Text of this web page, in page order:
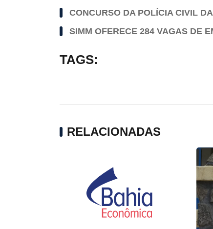
CONCURSO DA POLÍCIA CIVIL
SIMM OFERECE 284 VAGAS DE
TAGS:
RELACIONADAS